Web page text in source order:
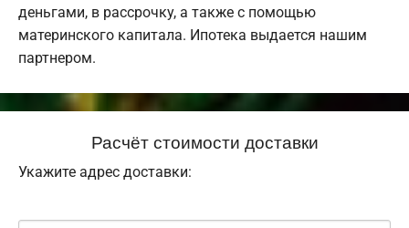
деньгами, в рассрочку, а также с помощью
материнского капитала. Ипотека выдается нашим
партнером.
Расчёт стоимости доставки
Укажите адрес доставки: